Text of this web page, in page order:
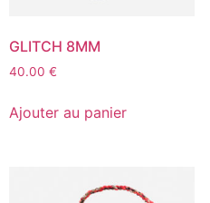
GLITCH 8MM
40.00 €
Ajouter au panier